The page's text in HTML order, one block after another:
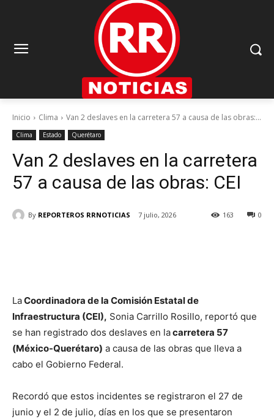
Inicio Clima Van 2 deslaves en la carretera 57 a causa de las obras:...
Clima Estado Querétaro
Van 2 deslaves en la carretera
57 a causa de las obras: CEI
By REPORTEROS RRNOTICIAS 7 julio, 2026 0
163
LaCoordinadora de la Comisión Estatal de
Infraestructura (CEI), Sonia Carrillo Rosillo, reportó que
se han registrado dos deslaves en lacarretera 57
(México-Querétaro) a causa de las obras que lleva a
cabo el Gobierno Federal.
Recordó que estos incidentes se registraron el 27 de
junio y el 2 de julio, días en los que se presentaron